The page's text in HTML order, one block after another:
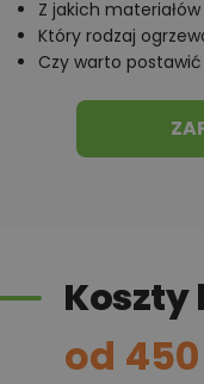
Z jakich
Który rodzaj
Czy warto
Koszty
od 450